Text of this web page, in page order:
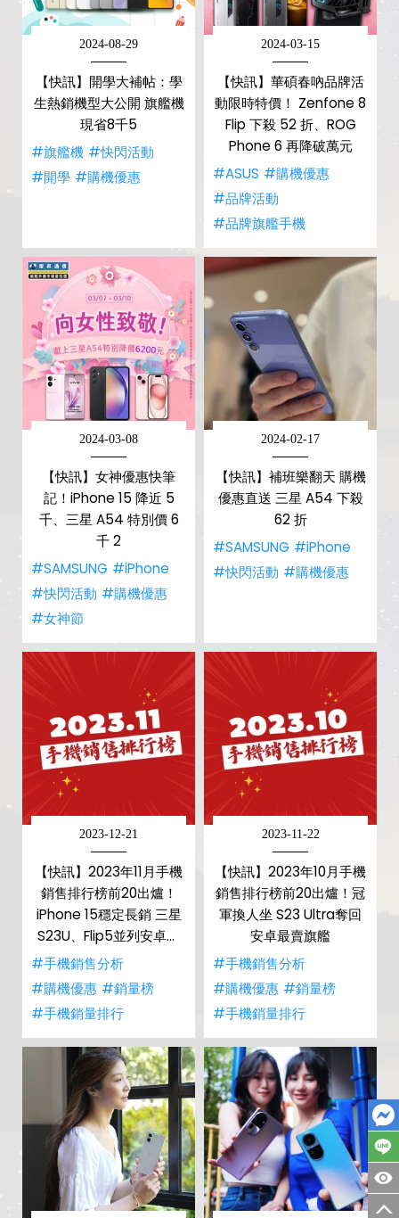
2024-08-29
【快訊】開學大補帖：學
生熱銷機型大公開 旗艦機
現省8千5
#旗艦機 #快閃活動
#開學 #購機優惠
2024-03-15
【快訊】華碩春吶品牌活
動限時特價！ Zenfone 8
Flip 下殺 52 折、ROG
Phone 6 再降破萬元
#ASUS #購機優惠
#品牌活動
#品牌旗艦手機
2024-03-08
【快訊】女神優惠快筆
記！iPhone 15 降近 5
千、三星 A54 特別價 6
千 2
#SAMSUNG #iPhone
#快閃活動 #購機優惠
#女神節
2024-02-17
【快訊】補班樂翻天 購機
優惠直送 三星 A54 下殺
62 折
#SAMSUNG #iPhone
#快閃活動 #購機優惠
2023-12-21
【快訊】2023年11月手機
銷售排行榜前20出爐！
iPhone 15穩定長銷 三星
S23U、Flip5並列安卓最
賣雙旗艦
#手機銷售分析
#購機優惠 #銷量榜
#手機銷量排行
2023-11-22
【快訊】2023年10月手機
銷售排行榜前20出爐！冠
軍換人坐 S23 Ultra奪回
安卓最賣旗艦
#手機銷售分析
#購機優惠 #銷量榜
#手機銷量排行